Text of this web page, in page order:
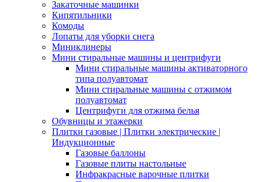
Закаточные машинки
Кипятильники
Комоды
Лопаты для уборки снега
Миниклинеры
Мини стиральные машины и центрифуги
Мини стиральные машины активаторного
типа полуавтомат
Мини стиральные машины с отжимом
полуавтомат
Центрифуги для отжима белья
Обувницы и этажерки
Плитки газовые | Плитки электрические |
Индукционные
Газовые баллоны
Газовые плиты настольные
Инфракрасные варочные плитки